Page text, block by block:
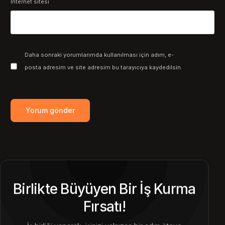
Daha sonraki yorumlarımda kullanılması için adım, e-
posta adresim ve site adresim bu tarayıcıya kaydedilsin.
Birlikte Büyüyen Bir İş Kurma
Fırsatı!